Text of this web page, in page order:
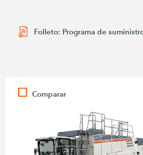
Folleto: Programa de
Comparar